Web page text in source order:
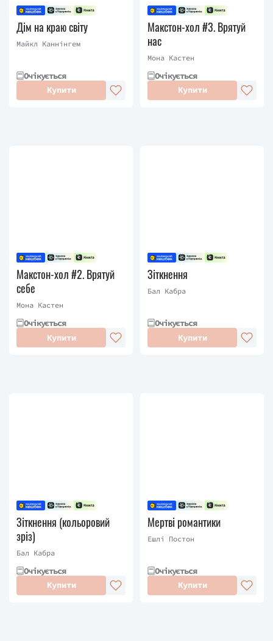
Дім на краю світу
Майкл Каннінгем
Очікується
Купити
Макстон-хол #3. Врятуй
нас
Мона Кастен
Очікується
Купити
Макстон-хол #2. Врятуй
себе
Мона Кастен
Очікується
Купити
Зіткнення
Бал Кабра
Очікується
Купити
Зіткнення (кольоровий
зріз)
Бал Кабра
Очікується
Купити
Мертві романтики
Ешлі Постон
Очікується
Купити